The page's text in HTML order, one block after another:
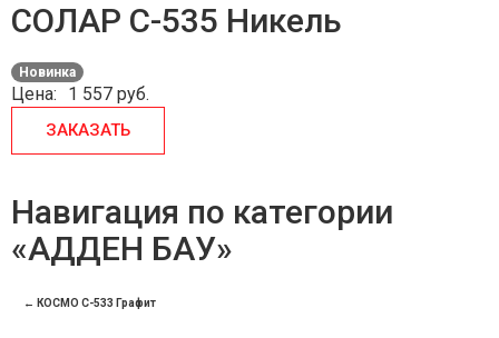
СОЛАР С-535 Никель
Новинка
Цена: 1 557 руб.
ЗАКАЗАТЬ
Навигация по категории
«АДДЕН БАУ»
← КОСМО С-533 Графит